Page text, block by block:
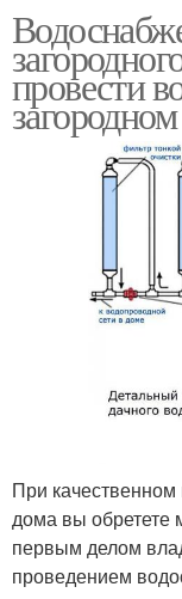
провести
При качественном
дома вы обретете
первым делом
проведением